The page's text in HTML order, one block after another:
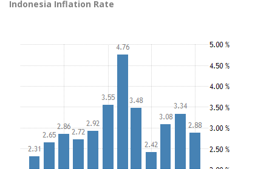
Indonesia Inflation Rate